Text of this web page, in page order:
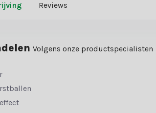
Reviews
Volgens onze productspecialisten